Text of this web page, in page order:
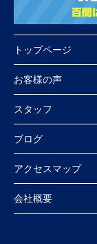
トップページ
お客様の声
スタッフ
ブログ
アクセスマップ
会社概要